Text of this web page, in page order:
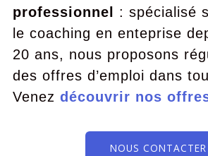
professionnel
: spécialisé
le coaching en enteprise
20 ans, nous proposons
des offres d’emploi dans
Venez découvrir nos
NOUS CONTACTER